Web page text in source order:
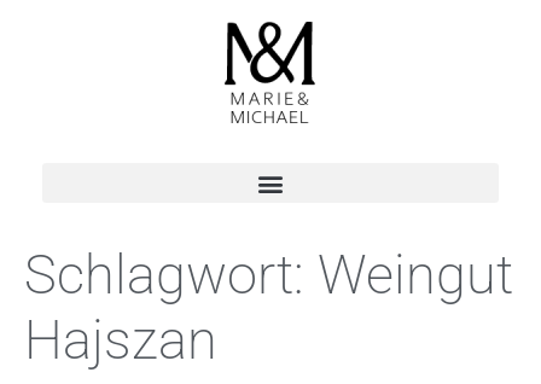
Schlagwort: Weingut
Hajszan